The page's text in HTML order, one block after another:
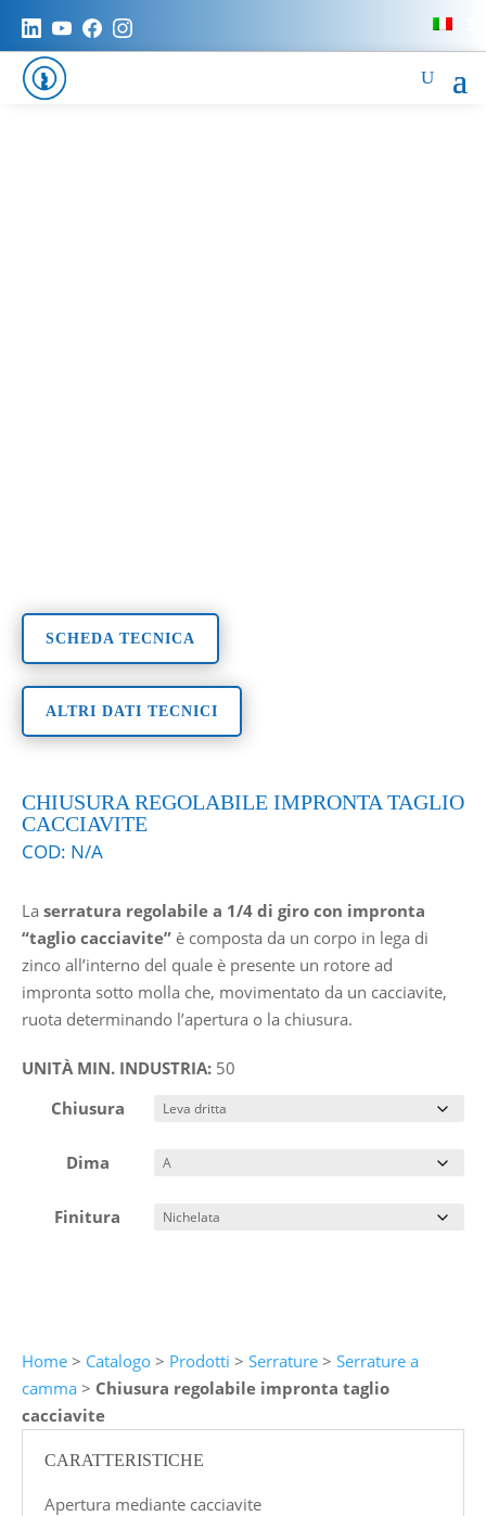
SCHEDA TECNICA
ALTRI DATI TECNICI
CHIUSURA REGOLABILE IMPRONTA TAGLIO
CACCIAVITE
COD: N/A
La serratura regolabile a 1/4 di giro con impronta
“taglio cacciavite”è composta da un corpo in lega di
zinco all’interno del quale è presente un rotore ad
impronta sotto molla che, movimentato da un cacciavite,
ruota determinando l’apertura o la chiusura.
UNITÀ MIN. INDUSTRIA: 50
Chiusura
Dima
Finitura
Home> Catalogo> Prodotti > Serrature> Serrature a
camma> Chiusura regolabile impronta taglio
cacciavite
CARATTERISTICHE
Apertura mediante cacciavite